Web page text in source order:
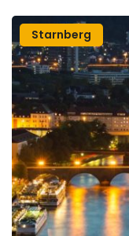
Starnberg